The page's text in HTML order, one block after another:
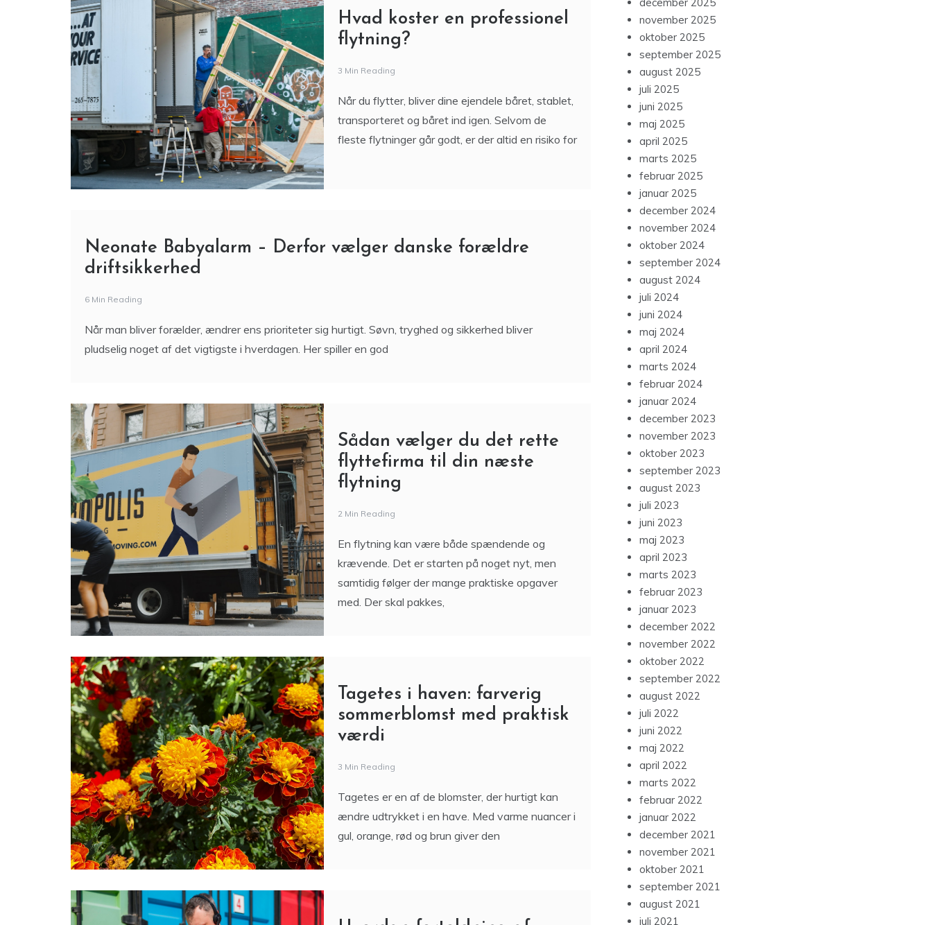
flytning?
3 Min Reading
Når du flytter, bliver dine ejendele båret, stablet,
fleste flytninger går godt, er der altid en risiko for
driftsikkerhed
6 Min Reading
Når man bliver forælder, ændrer ens prioriteter sig hurtigt. Søvn, tryghed og sikkerhed bliver
flyttefirma til din næste
flytning
2 Min Reading
En flytning kan være både spændende og
samtidig følger der mange praktiske opgaver
sommerblomst med praktisk
værdi
3 Min Reading
Tagetes er en af de blomster, der hurtigt kan
gul, orange, rød og brun giver den
varer fungerer i praksis
oktober 2025
september 2025
august 2025
juli 2025
juni 2025
maj 2025
april 2025
marts 2025
februar 2025
januar 2025
december 2024
november 2024
oktober 2024
september 2024
august 2024
juli 2024
juni 2024
maj 2024
april 2024
marts 2024
februar 2024
januar 2024
december 2023
november 2023
oktober 2023
september 2023
august 2023
juli 2023
juni 2023
maj 2023
april 2023
marts 2023
februar 2023
januar 2023
december 2022
november 2022
oktober 2022
september 2022
august 2022
juli 2022
juni 2022
maj 2022
april 2022
marts 2022
februar 2022
januar 2022
december 2021
november 2021
oktober 2021
september 2021
august 2021
juli 2021
juni 2021